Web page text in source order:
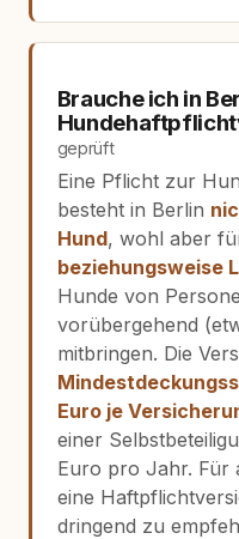
Brauche ich in
geprüft
Eine Pflicht zur
besteht in Berlin
Hund, wohl aber
beziehungsweise
Hunde von
vorübergehend
mitbringen. Die
Euro je
einer
Euro pro Jahr. Für
eine
dringend zu